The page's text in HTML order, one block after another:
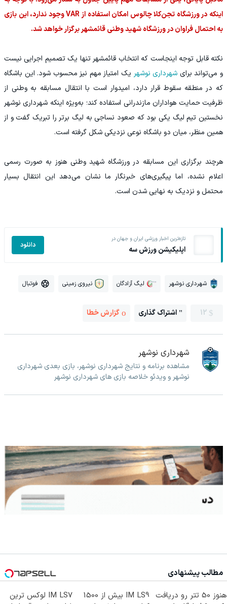
اینکه در ورزشگاه تجن‌کلا چالوس امکان استفاده از VAR وجود ندارد، این بازی
به احتمال فراوان در ورزشگاه شهید وطنی قائمشهر برگزار خواهد شد.
نکته قابل توجه اینجاست که انتخاب قائمشهر تنها یک تصمیم اجرایی نیست
و می‌تواند برای شهرداری نوشهر یک امتیاز مهم نیز محسوب شود. این باشگاه
که در منطقه سقوط قرار دارد، امیدوار است با انتقال مسابقه به وطنی از
ظرفیت حمایت هواداران مازندرانی استفاده کند؛ به‌ویژه اینکه شهرداری نوشهر
نخستین تیم لیگ یکی بود که صعود نساجی به لیگ برتر را تبریک گفت و از
همین منظر، میان دو باشگاه نوعی نزدیکی شکل گرفته است.
هرچند برگزاری این مسابقه در ورزشگاه شهید وطنی هنوز به صورت رسمی
اعلام نشده، اما پیگیری‌های خبرنگار ما نشان می‌دهد این انتقال بسیار
محتمل و نزدیک به نهایی شدن است.
تازه‌ترین اخبار ورزشی ایران و جهان در
اپلیکیشن ورزش سه دانلود
شهرداری نوشهر لیگ آزادگان نیروی زمینی فوتبال
12 اشتراک گذاری گزارش خطا
شهرداری نوشهر
مشاهده برنامه و نتایج شهرداری نوشهر، بازی بعدی شهرداری
نوشهر و ویدئو خلاصه بازی های شهرداری نوشهر
مطالب پیشنهادی
هنوز 50 تتر رو دریافت
IM LS9 بیش از 1500
IM LS7 لوکس ترین